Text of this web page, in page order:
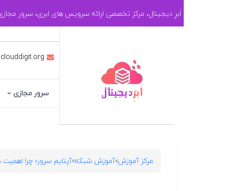
اَبرِ دیجیتال، مرکز تخصصی ارائه سرویس های ابری، سرور
سرور مجازی
مرکز آموزش»آموزش شبکه»آپتایم سرور؛ چرا